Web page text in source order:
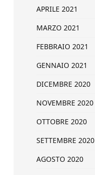
APRILE 2021
MARZO 2021
FEBBRAIO 2021
GENNAIO 2021
DICEMBRE 2020
NOVEMBRE 2020
OTTOBRE 2020
SETTEMBRE 2020
AGOSTO 2020